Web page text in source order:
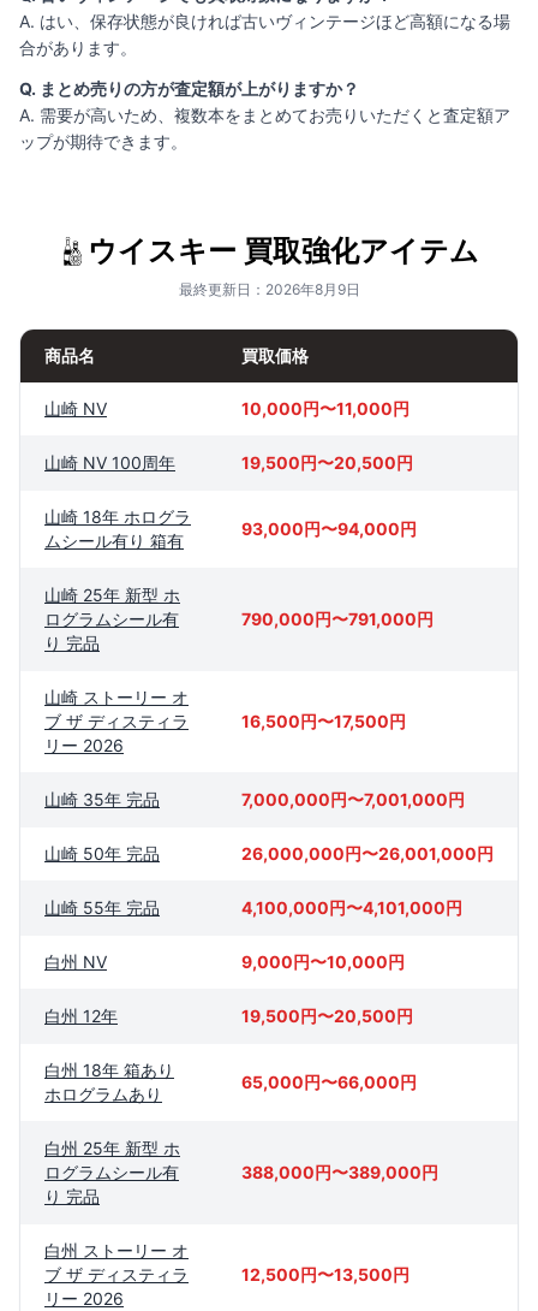
A. はい、保存状態が良ければ古いヴィンテージほど高額になる場
合があります。
Q. まとめ売りの方が査定額が上がりますか？
A. 需要が高いため、複数本をまとめてお売りいただくと査定額ア
ップが期待できます。
ウイスキー 買取強化アイテム
最終更新日：2026年8月9日
商品名 買取価格
山崎 NV 10,000円〜11,000円
山崎 NV 100周年 19,500円〜20,500円
山崎 18年 ホログラ
ムシール有り 箱有
93,000円〜94,000円
山崎 25年 新型 ホ
ログラムシール有
り 完品
790,000円〜791,000円
山崎 ストーリー オ
ブ ザ ディスティラ
リー 2026
16,500円〜17,500円
山崎 35年 完品 7,000,000円〜7,001,000円
山崎 50年 完品 26,000,000円〜26,001,000円
山崎 55年 完品 4,100,000円〜4,101,000円
白州 NV 9,000円〜10,000円
白州 12年 19,500円〜20,500円
白州 18年 箱あり
ホログラムあり
65,000円〜66,000円
白州 25年 新型 ホ
ログラムシール有
り 完品
388,000円〜389,000円
白州 ストーリー オ
ブ ザ ディスティラ
リー 2026
12,500円〜13,500円